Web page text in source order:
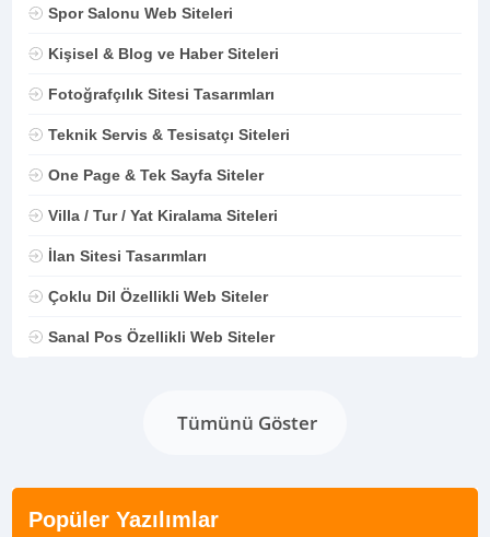
Spor Salonu Web Siteleri
Kişisel & Blog ve Haber Siteleri
Fotoğrafçılık Sitesi Tasarımları
Teknik Servis & Tesisatçı Siteleri
One Page & Tek Sayfa Siteler
Villa / Tur / Yat Kiralama Siteleri
İlan Sitesi Tasarımları
Çoklu Dil Özellikli Web Siteler
Sanal Pos Özellikli Web Siteler
Tümünü Göster
Popüler Yazılımlar